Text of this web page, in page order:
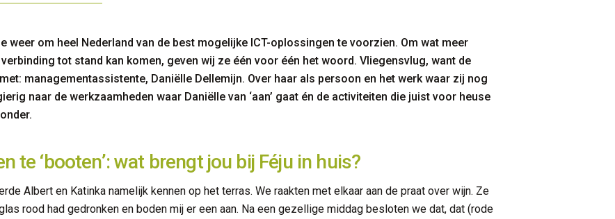
weer om heel Nederland van de best mogelijke ICT-oplossingen te voorzien. Om wat meer
tot stand kan komen, geven wij ze één voor één het woord. Vliegensvlug, want de
managementassistente, Daniëlle Dellemijn. Over haar als persoon en het werk waar zij nog
naar de werkzaamheden waar Daniëlle van ‘aan’ gaat én de activiteiten die juist voor heuse
te ‘booten’: wat brengt jou bij Féju in huis?
Albert en Katinka namelijk kennen op het terras. We raakten met elkaar aan de praat over wijn. Ze
rood had gedronken en boden mij er een aan. Na een gezellige middag besloten we dat, dat (rode